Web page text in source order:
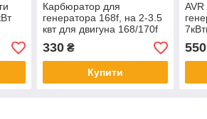
Карбюратор для
генератора 168f, на 2-3.5
квт для двигуна 168/170f
330₴
Купити
AVR
550